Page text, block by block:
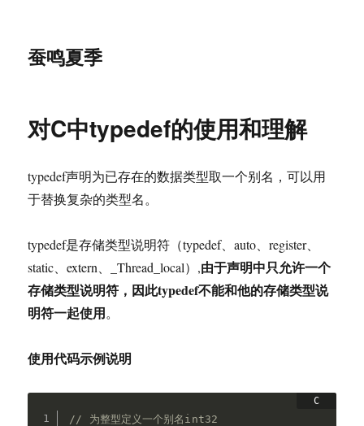
蚕鸣夏季
对C中typedef的使用和理解
typedef声明为已存在的数据类型取一个别名，可以用
于替换复杂的类型名。
typedef是存储类型说明符（typedef、auto、register、
static、extern、_Thread_local）,由于声明中只允许一个
存储类型说明符，因此typedef不能和他的存储类型说
明符一起使用。
使用代码示例说明
// 为整型定义一个别名int32